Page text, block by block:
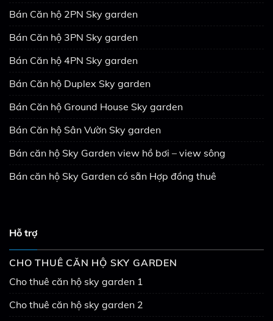
Bán Căn hộ 2PN Sky garden
Bán Căn hộ 3PN Sky garden
Bán Căn hộ 4PN Sky garden
Bán Căn hộ Duplex Sky garden
Bán Căn hộ Ground House Sky garden
Bán Căn hộ Sân Vườn Sky garden
Bán căn hộ Sky Garden view hồ bơi – view sông
Bán căn hộ Sky Garden có sẵn Hợp đồng thuê
Hỗ trợ
CHO THUÊ CĂN HỘ SKY GARDEN
Cho thuê căn hộ sky garden 1
Cho thuê căn hộ sky garden 2